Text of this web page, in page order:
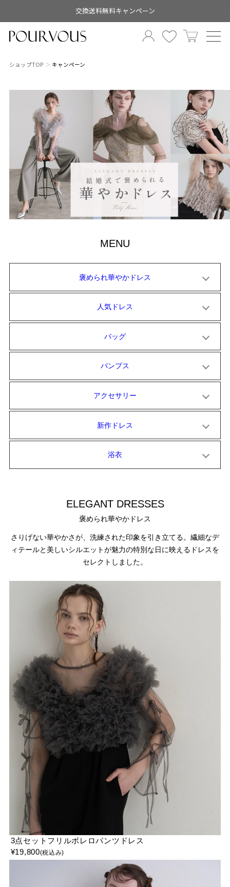
交換送料無料キャンペーン
ショップTOP キャンペーン
MENU
褒められ華やかドレス
人気ドレス
バッグ
パンプス
アクセサリー
新作ドレス
浴衣
ELEGANT DRESSES
褒められ華やかドレス
さりげない華やかさが、洗練された印象を引き立てる。繊細なデ
ィテールと美しいシルエットが魅力の特別な日に映えるドレスを
セレクトしました。
3点セットフリルボレロパンツドレス
¥19,800(税込み)